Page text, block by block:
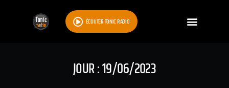
ÉCOUTER TONIC RADIO
JOUR : 19/06/2023